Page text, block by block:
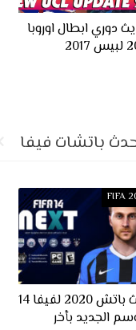
دوري ابطال اوروبا
باتشات فيفا
FIFA
احدث باتش 2020 لفيفا 14
الجديد بأخر